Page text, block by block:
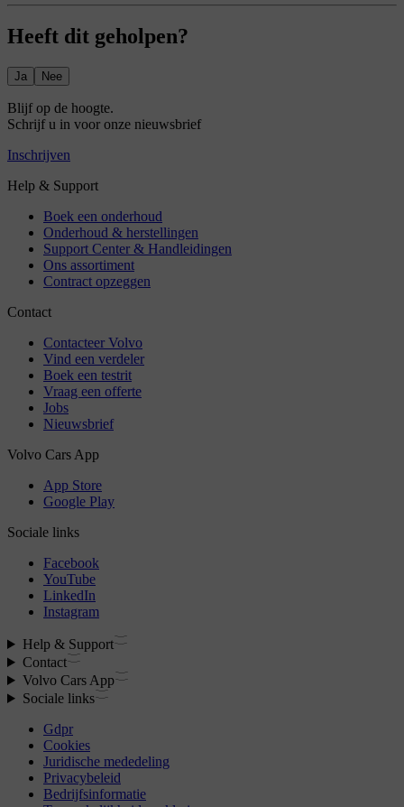
Heeft dit geholpen?
Ja Nee